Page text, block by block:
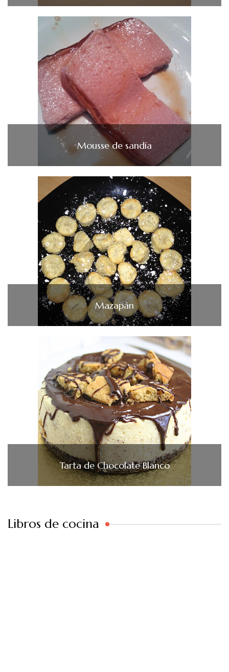
Mousse de sandía
Mazapán
Tarta de Chocolate Blanco
Libros de cocina